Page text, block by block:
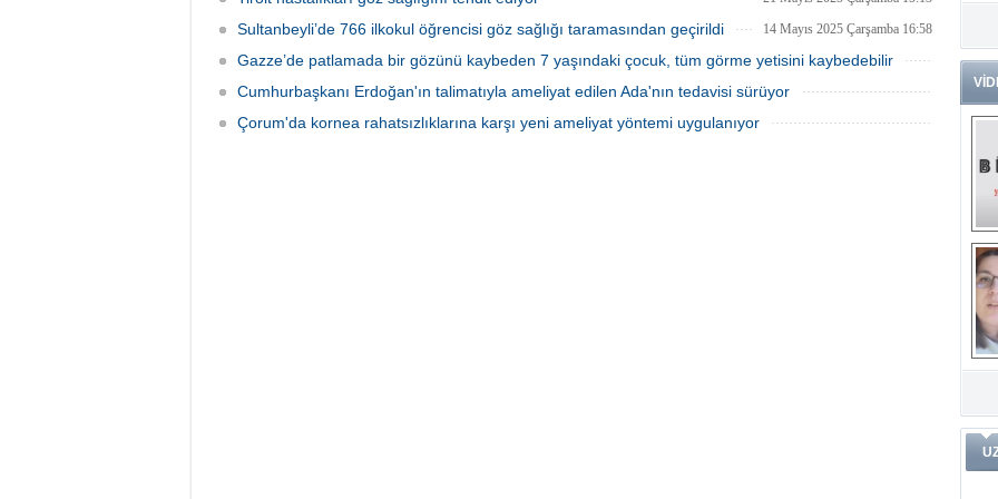
Sultanbeyli’de 766 ilkokul öğrencisi göz sağlığı taramasından geçirildi 14 Mayıs 2025 Çarşamba 16:58
Gazze’de patlamada bir gözünü kaybeden 7 yaşındaki çocuk, tüm görme yetisini kaybedebilir
Cumhurbaşkanı Erdoğan'ın talimatıyla ameliyat edilen Ada'nın tedavisi sürüyor
Çorum'da kornea rahatsızlıklarına karşı yeni ameliyat yöntemi uygulanıyor